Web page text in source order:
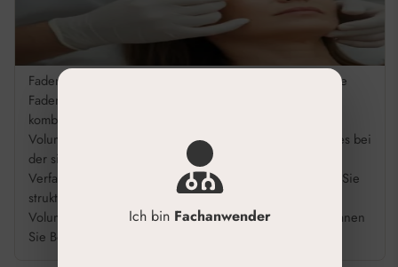
Fadenlifting & Hyaluronsäure Filler: Kombinationstherapie
Fadenlifting und Hyaluronsäure-Filler lassen sich gezielt
kombinieren, um gleichzeitig Struktur zu straffen und
Volumen aufzubauen. Dieser Fachbeitrag zeigt, worauf es bei
der sicheren Anwendung ankommt und wie Sie beide
Verfahren optimal aufeinander abstimmen. Kombinieren Sie
strukturelles Lifting durch Fäden mit gezieltem
Volumenaufbau durch Filler für synergistische Effekte. Planen
Sie Behandlungen […]
Ich bin Fachanwender